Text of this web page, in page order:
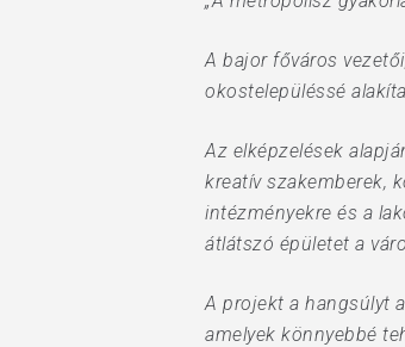
A bajor főváros
okostelepüléssé
Az elképzelések
kreatív szakemberek,
intézményekre és a
átlátszó épületet a
A projekt a hangsúlyt
amelyek könnyebbé